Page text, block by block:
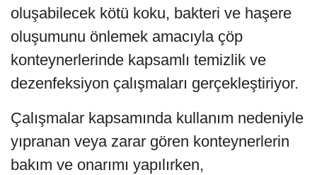
oluşabilecek kötü koku, bakteri ve haşere
oluşumunu önlemek amacıyla çöp
konteynerlerinde kapsamlı temizlik ve
dezenfeksiyon çalışmaları gerçekleştiriyor.
Çalışmalar kapsamında kullanım nedeniyle
yıpranan veya zarar gören konteynerlerin
bakım ve onarımı yapılırken,